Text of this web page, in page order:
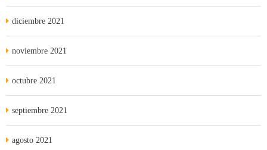
diciembre 2021
noviembre 2021
octubre 2021
septiembre 2021
agosto 2021